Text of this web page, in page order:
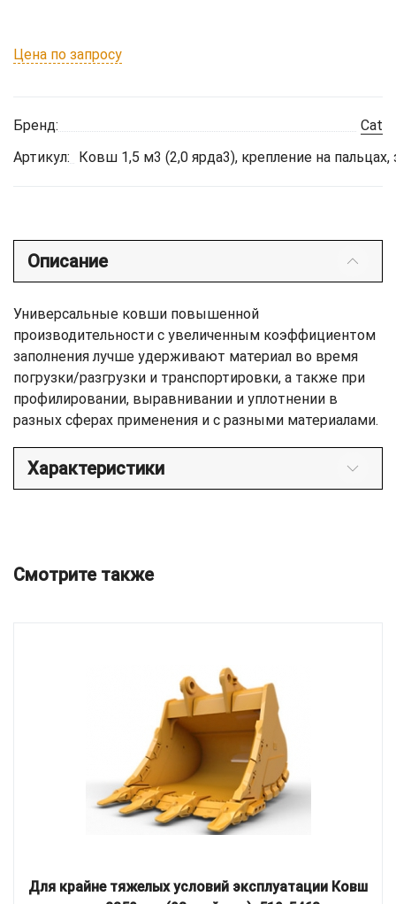
Цена по запросу
Бренд:
Cat
Артикул:
Ковш 1,5 м3 (2,0 ярда3), крепление на
Описание
Универсальные ковши повышенной
производительности с увеличенным коэффициентом
заполнения лучше удерживают материал во время
погрузки/разгрузки и транспортировки, а также при
профилировании, выравнивании и уплотнении в
разных сферах применения и с разными материалами.
Характеристики
Смотрите также
Для крайне тяжелых условий эксплуатации Ковш